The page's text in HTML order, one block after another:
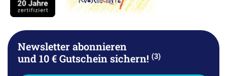
Newsletter abonnieren
und 10 € Gutschein sichern! (3)